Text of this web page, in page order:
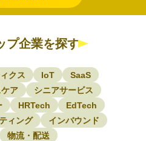
プ企業を探す
クス IoT
SaaS
ア
シニアサービス
HRTech
EdTech
ィング
インバウンド
物流・配送